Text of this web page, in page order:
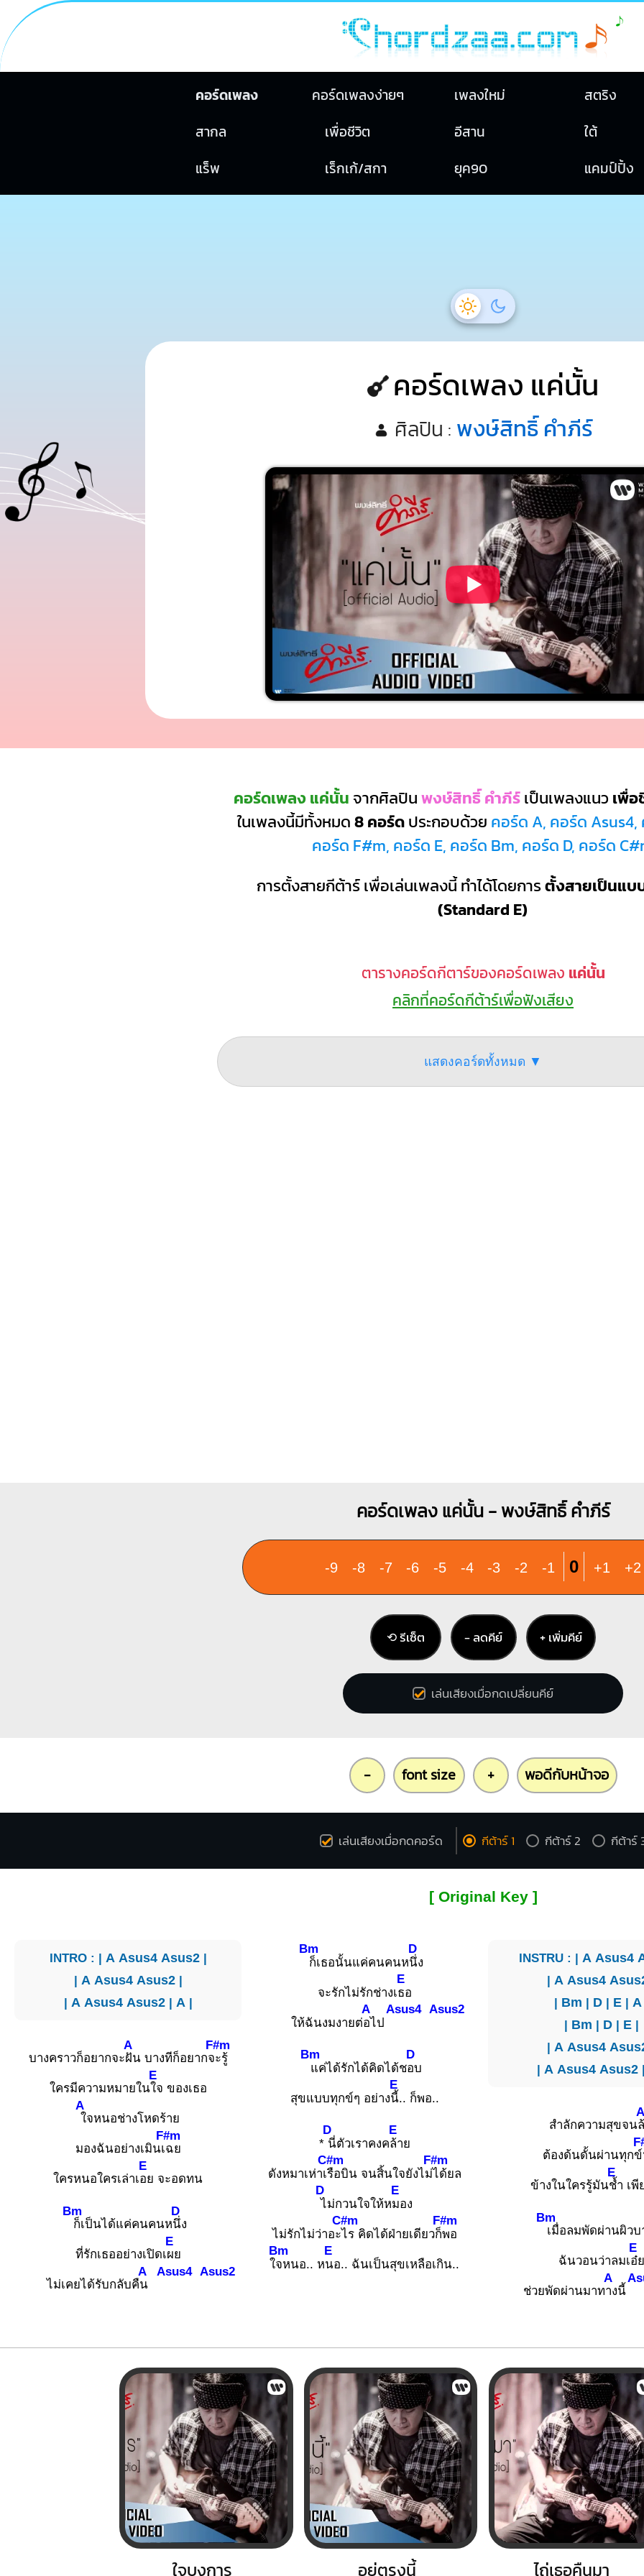
คอร์ดเพลง คอร์ดเพลงง่ายๆ เพลงใหม่
สตริง
สากล
เพื่อชีวิต อีสาน
ใต้
แร็พ
เร็กเก้/สกา ยุค90 แคมป์ปิ้ง
คอร์ดเพลง แค่นั้น
ศิลปิน : พงษ์สิทธิ์ คำภีร์
คอร์ดเพลง แค่นั้น จากศิลปินพงษ์สิทธิ์ คำภีร์เป็นเพลงแนว เพื่
ในเพลงนี้มีทั้งหมด8 คอร์ดประกอบด้วย คอร์ด A, คอร์ด Asus4,
คอร์ด F#m, คอร์ด E, คอร์ด Bm, คอร์ด D, คอร์ด
การตั้งสายกีต้าร์ เพื่อเล่นเพลงนี้ ทำได้โดยการตั้งสายเป็นแบ
(Standard E)
ตารางคอร์ดกีตาร์ของคอร์ดเพลง แค่นั้น
คลิกที่คอร์ดกีต้าร์เพื่อฟังเสียง
แสดงคอร์ดทั้งหมด ▼
คอร์ดเพลง แค่นั้น - พงษ์สิทธิ์ คำภีร์
-9 -8 -7 -6 -5 -4 -3 -2 -1 0 +1 +2
⟲ รีเซ็ต − ลดคีย์ + เพิ่มคีย์
เล่นเสียงเมื่อกดเปลี่ยนคีย์
- font size + พอดีกับหน้าจอ
เล่นเสียงเมื่อกดคอร์ด กีต้าร์ 1 กีต้าร์ 2 กีต้าร์
[ Original Key ]
INTRO : | A Asus4 Asus2|
| A Asus4 Asus2|
| A Asus4 Asus2| A |
บางคราวก็อยากจะ
A
ฝัน บางทีก็อยากจ
F#m
ะรู้
ใครมีความหมายใน
E
ใจ ของเธอ
A
ใจหนอช่างโหดร้าย
มองฉันอย่างเมินเ
F#m
ฉย
ใครหนอใครเล่าเ
E
อย จะอดทน
Bm
ก็เป็นได้แค่คนคนห
D
นึ่ง
ที่รักเธออย่างเปิดเ
E
ผย
ไม่เคยได้รับกลับคื
A
น
Asus4 Asus2
Bm
ก็เธอนั้นแค่คนคนห
D
นึ่ง
จะรักไม่รักช่างเ
E
ธอ
ให้ฉันงมงายต่
A
อไป
Asus4 Asus2
Bm
แค่ได้รักได้คิดได้ช
D
อบ
สุขแบบทุกข์ๆ อย่าง
E
นี้.. ก็พอ..
*
D
นี่ตัวเราคงค
E
ล้าย
ดังหมาเห่าเ
C#m
รือบิน จนสิ้นใจยังไม่
F#m
ได้ยล
D
ไม่กวนใจให้ห
E
มอง
ไม่รักไม่ว่าอะ
C#m
ไร คิดได้ฝ่ายเดียวก็
F#m
พอ
ใ
Bm
จหนอ.. ห
E
นอ.. ฉันเป็นสุขเหลือเกิน..
INSTRU : | A Asus4
| A Asus4
| Bm | D| E| A
| Bm | D| E|
| A Asus4
| A Asus4 Asus2
สำลักความสุขจน
ต้องด้นดั้นผ่านทุกข์
ข้างในใครรู้มัน
E
ช้ำ เพี
Bm
เมื่อลมพัดผ่านผิวบ
ฉันวอนว่าลมเ
E
อ๋ย
ช่วยพัดผ่านมาท
A
างนี้
ใจบงการ อยู่ตรงนี้ ไถ่เธอคืนมา